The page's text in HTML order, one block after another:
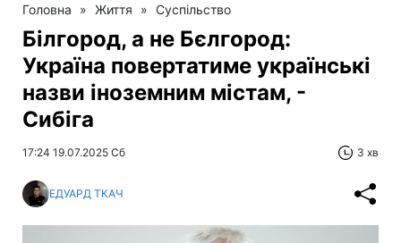
Головна » Життя » Суспільство
Білгород, а не Бєлгород:
Україна повертатиме українські
назви іноземним містам, -
Сибіга
17:24 19.07.2025 Сб 3 хв
ЕДУАРД ТКАЧ